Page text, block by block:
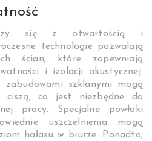
się z otwartością i
technologie pozwalają
ścian, które zapewniają
i izolacji akustycznej.
zabudowami szklanymi mogą
ciszą, co jest niezbędne do
pracy. Specjalne powłoki
uszczelnienia mogą
hałasu w biurze. Ponadto,